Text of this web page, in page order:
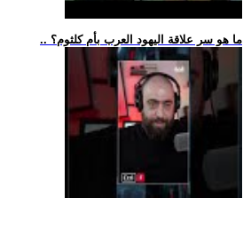
.. ما هو سر علاقة اليهود العرب بأم كلثوم؟